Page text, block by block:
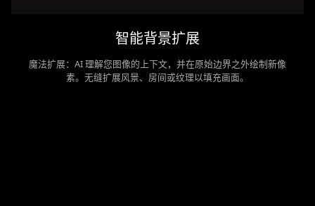
智能背景扩展
魔法扩展：AI 理解您图像的上下文，并在原始边界之外绘制新像
素。无缝扩展风景、房间或纹理以填充画面。